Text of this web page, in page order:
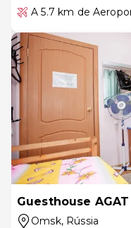
A 5.7 km de
Guesthouse AGAT
Omsk, Rússia